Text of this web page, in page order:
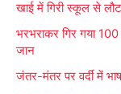
खाई में गिरी स्कूल से
भरभराकर गिर गया 100
जान
जंतर-मंतर पर वर्दी में